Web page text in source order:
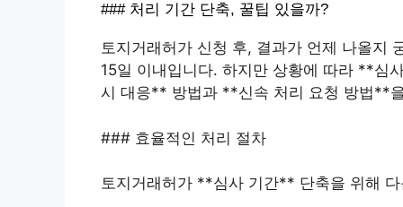
### 처리 기간 단축, 꿀팁 있을까?
토지거래허가 신청 후, 결과가 언제 나올지
15일 이내입니다. 하지만 상황에 따라 **심
시 대응** 방법과 **신속 처리 요청 방법**
### 효율적인 처리 절차
토지거래허가 **심사 기간** 단축을 위해